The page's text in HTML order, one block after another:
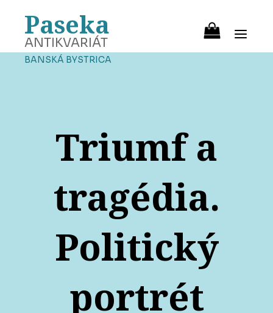
Paseka
ANTIKVARIÁT
BANSKÁ BYSTRICA
Triumf a
tragédia.
Politický
portrét